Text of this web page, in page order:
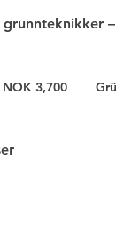
NOK 3,700